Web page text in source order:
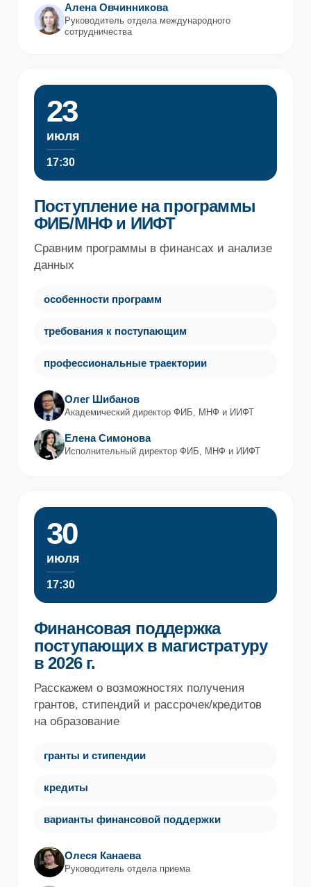
Алена Овчинникова
Руководитель отдела международного
сотрудничества
23
июля
17:30
Поступление на программы
ФИБ/МНФ и ИИФТ
Сравним программы в финансах и анализе
данных
особенности программ
требования к поступающим
профессиональные траектории
Олег Шибанов
Академический директор ФИБ, МНФ и ИИФТ
Елена Симонова
Исполнительный директор ФИБ, МНФ и ИИФТ
30
июля
17:30
Финансовая поддержка
поступающих в магистратуру
в 2026 г.
Расскажем о возможностях получения
грантов, стипендий и рассрочек/кредитов
на образование
гранты и стипендии
кредиты
варианты финансовой поддержки
Олеся Канаева
Руководитель отдела приема